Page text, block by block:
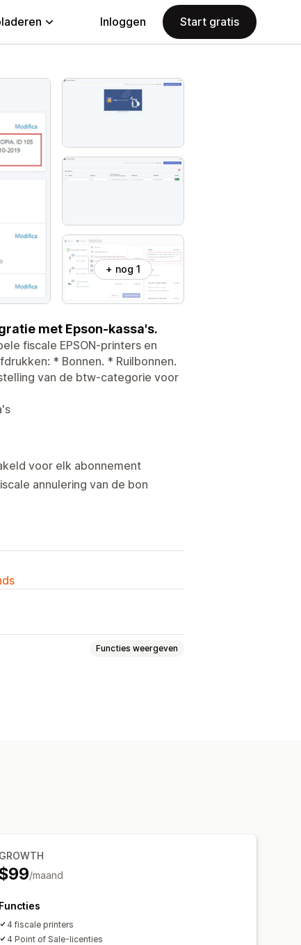
Inloggen Start gratis
+ nog 1
met Epson-kassa's.
fiscale EPSON-printers en
* Bonnen. * Ruilbonnen.
van de btw-categorie voor
voor elk abonnement
annulering van de bon
Functies weergeven
GROWTH
/maand
Functies
4 fiscale printers
4 Point of Sale-licenties